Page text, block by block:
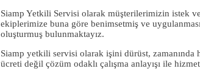
Siamp Yetkili Servisi olarak müşterilerimizin istek ve
ekiplerimize buna göre benimsetmiş ve
oluşturmuş bulunmaktayız.
Siamp yetkili servisi olarak işini dürüst, zamanında
ücreti değil çözüm odaklı çalışma anlayışı ile